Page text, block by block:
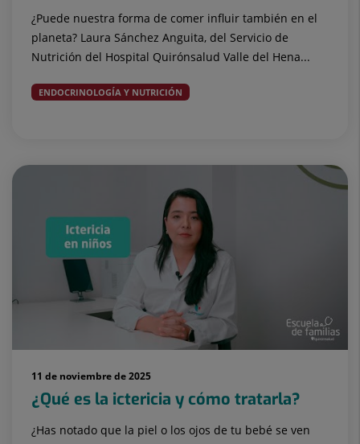
¿Puede nuestra forma de comer influir también en el
planeta? Laura Sánchez Anguita, del Servicio de
Nutrición del Hospital Quirónsalud Valle del Hena...
ENDOCRINOLOGÍA Y NUTRICIÓN
11 de noviembre de 2025
¿Qué es la ictericia y cómo tratarla?
¿Has notado que la piel o los ojos de tu bebé se ven